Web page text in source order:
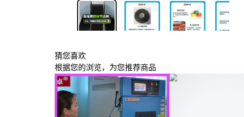
猜您喜欢
根据您的浏览，为您推荐商品